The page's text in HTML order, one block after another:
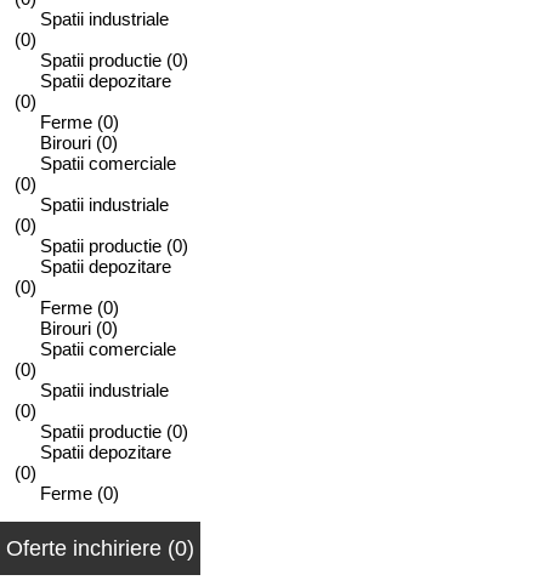
Spatii industriale
(0)
Spatii productie (0)
Spatii depozitare
(0)
Ferme (0)
Birouri (0)
Spatii comerciale
(0)
Spatii industriale
(0)
Spatii productie (0)
Spatii depozitare
(0)
Ferme (0)
Birouri (0)
Spatii comerciale
(0)
Spatii industriale
(0)
Spatii productie (0)
Spatii depozitare
(0)
Ferme (0)
Oferte inchiriere (0)